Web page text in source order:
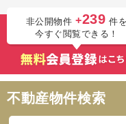
非公開物件 +239 件を
今すぐ閲覧できる！
不動産物件検索